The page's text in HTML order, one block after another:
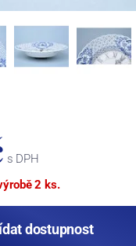
s DPH
2 ks.
dostupnost